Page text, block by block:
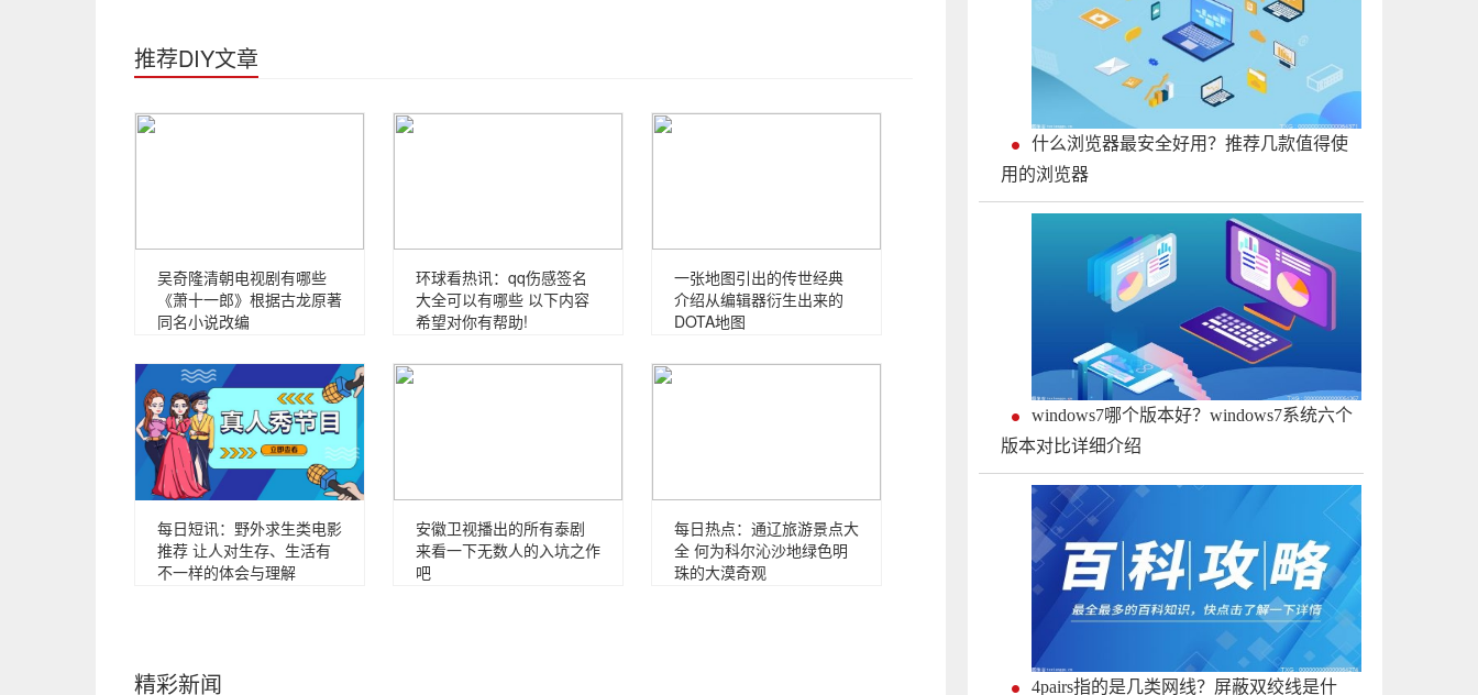
推荐DIY文章
吴奇隆清朝电视剧有哪些
《萧十一郎》根据古龙原著
同名小说改编
环球看热讯：qq伤感签名
大全可以有哪些 以下内容
希望对你有帮助!
一张地图引出的传世经典
介绍从编辑器衍生出来的
DOTA地图
每日短讯：野外求生类电影
推荐 让人对生存、生活有
不一样的体会与理解
安徽卫视播出的所有泰剧
来看一下无数人的入坑之作
吧
每日热点：通辽旅游景点大
全 何为科尔沁沙地绿色明
珠的大漠奇观
精彩新闻
什么浏览器最安全好用？推荐几款值得使
用的浏览器
windows7哪个版本好？windows7系统六个
版本对比详细介绍
4pairs指的是几类网线？屏蔽双绞线是什